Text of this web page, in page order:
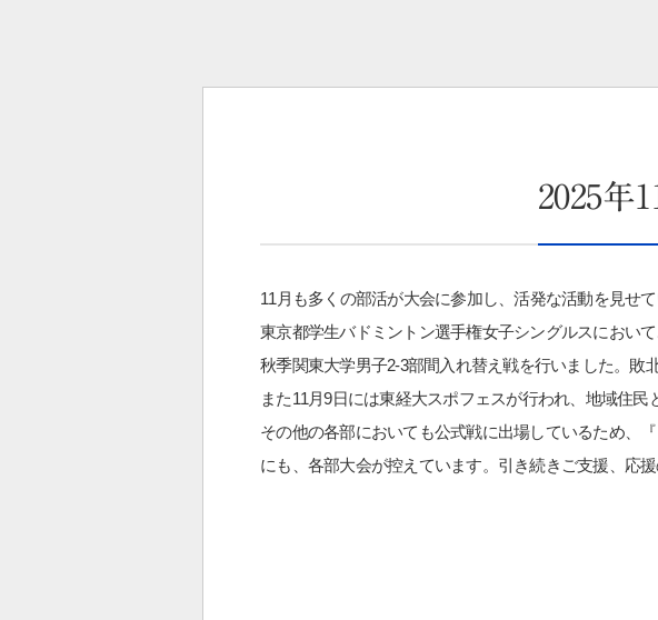
2025年
11月も多くの部活が大会に参加し、活発な活動を見せて
東京都学生バドミントン選手権女子シングルスにおい
秋季関東大学男子2-3部間入れ替え戦を行いました。敗
また11月9日には東経大スポフェスが行われ、地域住
その他の各部においても公式戦に出場しているため、
にも、各部大会が控えています。引き続きご支援、応援